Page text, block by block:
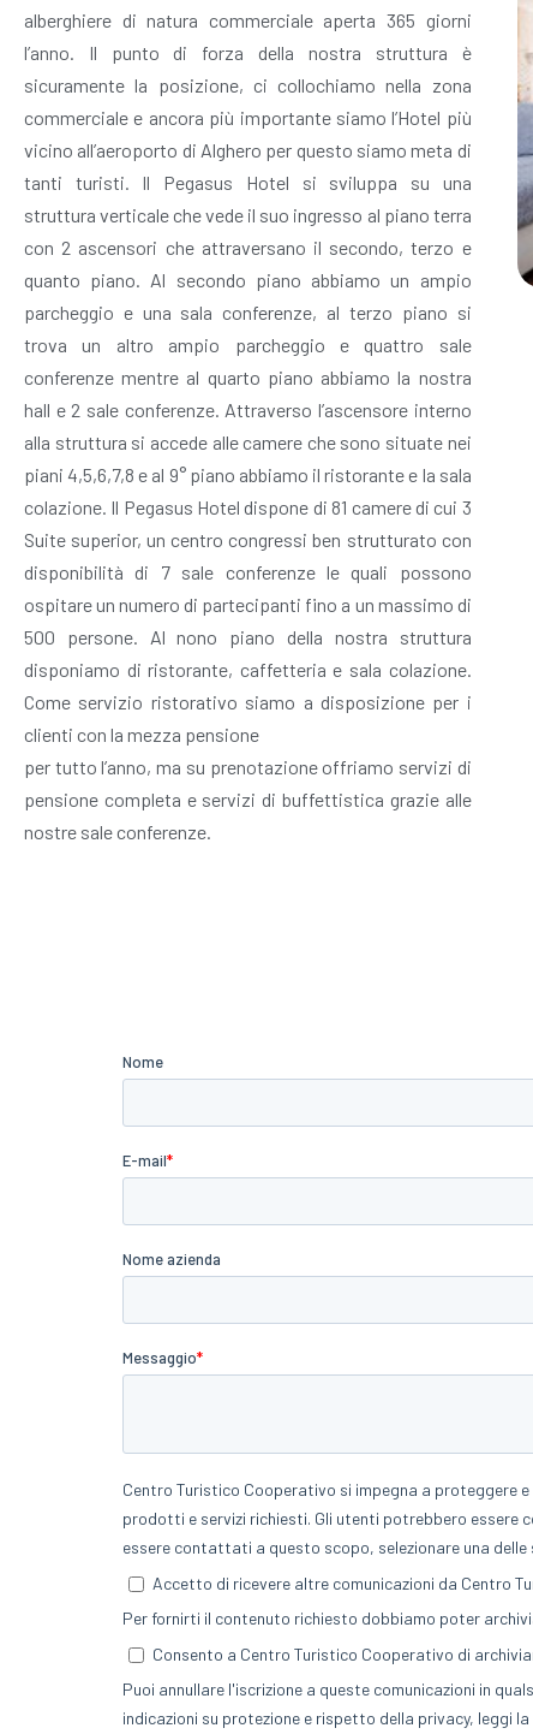
alberghiere di natura commerciale aperta 365 giorni
l’anno. Il punto di forza della nostra struttura è
sicuramente la posizione, ci collochiamo nella zona
commerciale e ancora più importante siamo l’Hotel più
vicino all’aeroporto di Alghero per questo siamo meta di
tanti turisti. Il Pegasus Hotel si sviluppa su una
struttura verticale che vede il suo ingresso al piano terra
con 2 ascensori che attraversano il secondo, terzo e
quanto piano. Al secondo piano abbiamo un ampio
parcheggio e una sala conferenze, al terzo piano si
trova un altro ampio parcheggio e quattro sale
conferenze mentre al quarto piano abbiamo la nostra
hall e 2 sale conferenze. Attraverso l’ascensore interno
alla struttura si accede alle camere che sono situate nei
piani 4,5,6,7,8 e al 9° piano abbiamo il ristorante e la sala
colazione. Il Pegasus Hotel dispone di 81 camere di cui 3
Suite superior, un centro congressi ben strutturato con
disponibilità di 7 sale conferenze le quali possono
ospitare un numero di partecipanti fino a un massimo di
500 persone. Al nono piano della nostra struttura
disponiamo di ristorante, caffetteria e sala colazione.
Come servizio ristorativo siamo a disposizione per i
clienti con la mezza pensione
per tutto l’anno, ma su prenotazione offriamo servizi di
pensione completa e servizi di buffettistica grazie alle
nostre sale conferenze.